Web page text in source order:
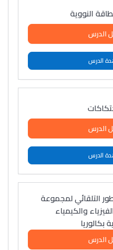
النووية
الدرس
الدرس
الدرس
الدرس
التلقائي لمجموعة
والكيمياء
بكالوريا
الدرس